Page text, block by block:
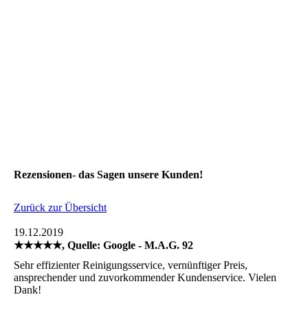
Rezensionen- das Sagen unsere Kunden!
Zurück zur Übersicht
19.12.2019
★★★★★, Quelle: Google - M.A.G. 92
Sehr effizienter Reinigungsservice, vernünftiger Preis,
ansprechender und zuvorkommender Kundenservice. Vielen
Dank!